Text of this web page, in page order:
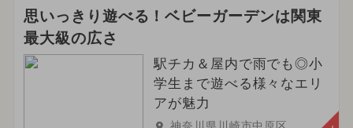
思いっきり遊べる！ベビーガーデンは関東
最大級の広さ
駅チカ＆屋内で雨でも◎小
学生まで遊べる様々なエリ
アが魅力